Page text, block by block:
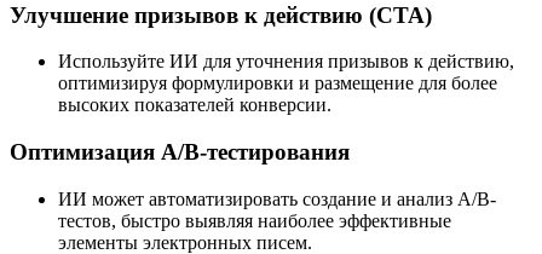
Улучшение призывов к действию (CTA)
Используйте ИИ для уточнения призывов к действию,
оптимизируя формулировки и размещение для более
высоких показателей конверсии.
Оптимизация A/B-тестирования
ИИ может автоматизировать создание и анализ A/B-
тестов, быстро выявляя наиболее эффективные
элементы электронных писем.